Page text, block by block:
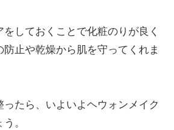
しておくことで化粧のりが良く
止や乾燥から肌を守ってくれま
ったら、いよいよヘウォンメイク
。